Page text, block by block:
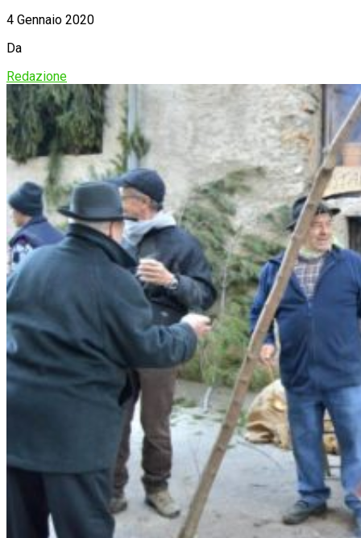
4 Gennaio 2020
Da
Redazione